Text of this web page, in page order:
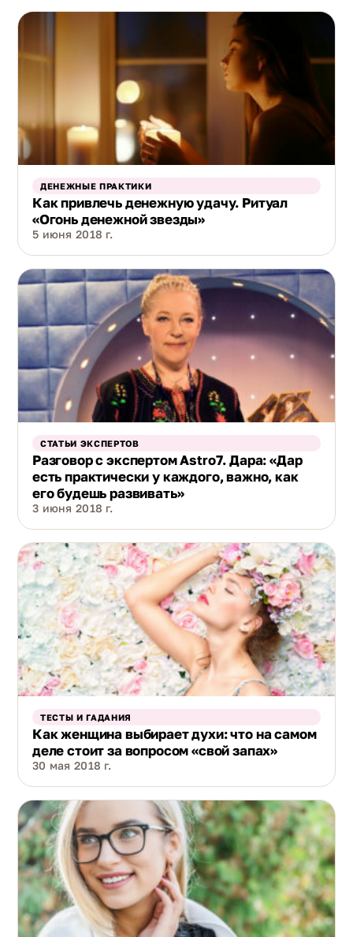
ДЕНЕЖНЫЕ ПРАКТИКИ
Как привлечь денежную удачу. Ритуал
«Огонь денежной звезды»
5 июня 2018 г.
СТАТЬИ ЭКСПЕРТОВ
Разговор с экспертом Аstro7. Дара: «Дар
есть практически у каждого, важно, как
его будешь развивать»
3 июня 2018 г.
ТЕСТЫ И ГАДАНИЯ
Как женщина выбирает духи: что на самом
деле стоит за вопросом «свой запах»
30 мая 2018 г.